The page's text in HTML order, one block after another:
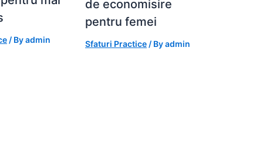
/ Byadmin
de economisire
pentru femei
Sfaturi Practice/ Byadmin